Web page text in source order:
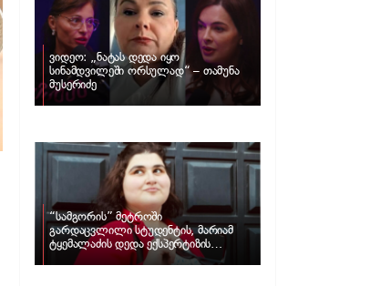
ვიდეო: „ნატას დედა იყო
სინამდვილეში ორსულად“ – თამუნა
მუსერიძე
“სამგორის” მეტროში
გარდაცვლილი სტუდენტის, მარიამ
ტყემალაძის დედა ექსპერტიზის
პასუხს აქვეყნებს – რა გახდა გოგონას